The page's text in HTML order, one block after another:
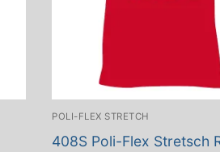
POLI-FLEX STRETCH
408S Poli-Flex Stretsch